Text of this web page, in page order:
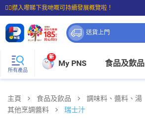
☝🏼㩒入嚟睇下我哋嘅可持續發展概覽啦！
⭐購物滿$399即享免費送貨；滿$100即可免費店取。
送貨上門
所有產品
新
My PNS 食品及飲品
主頁 食品及飲品 調味料、醬料、湯
其他烹調醬料
瑞士汁